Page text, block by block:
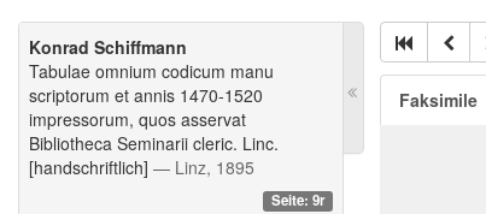
Konrad Schiffmann
Tabulae omnium codicum manu
scriptorum et annis 1470-1520
impressorum, quos asservat
Bibliotheca Seminarii cleric. Linc.
[handschriftlich] — Linz, 1895
Seite: 9r
Faksimile